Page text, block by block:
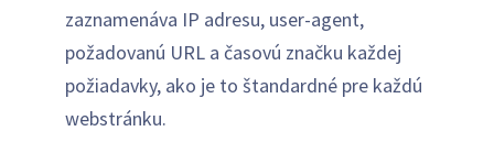
zaznamenáva IP adresu, user-agent,
požadovanú URL a časovú značku každej
požiadavky, ako je to štandardné pre každú
webstránku.